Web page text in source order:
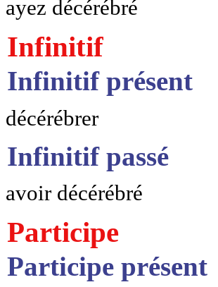
ayez décérébré
Infinitif
Infinitif présent
décérébrer
Infinitif passé
avoir décérébré
Participe
Participe présent